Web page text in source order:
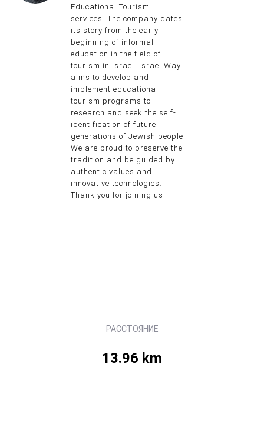
Educational Tourism
services. The company dates
its story from the early
beginning of informal
education in the field of
tourism in Israel. Israel Way
aims to develop and
implement educational
tourism programs to
research and seek the self-
identification of future
generations of Jewish people.
We are proud to preserve the
tradition and be guided by
authentic values and
innovative technologies.
Thank you for joining us.
РАССТОЯНИЕ
13.96 km